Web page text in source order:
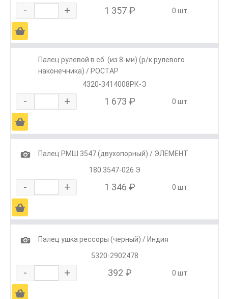
- + 1 357 ₽ 0 шт.
Ä
Палец рулевой в сб. (из 8-ми) (р/к рулевого
наконечника) / РОСТАР
4320-3414008РК-Э
- + 1 673 ₽ 0 шт.
Ä
1
Палец РМШ 3547 (двухопорный) / ЭЛЕМЕНТ
180.3547-026 Э
- + 1 346 ₽ 0 шт.
Ä
1
Палец ушка рессоры (черный) / Индия
5320-2902478
- + 392 ₽ 0 шт.
Ä